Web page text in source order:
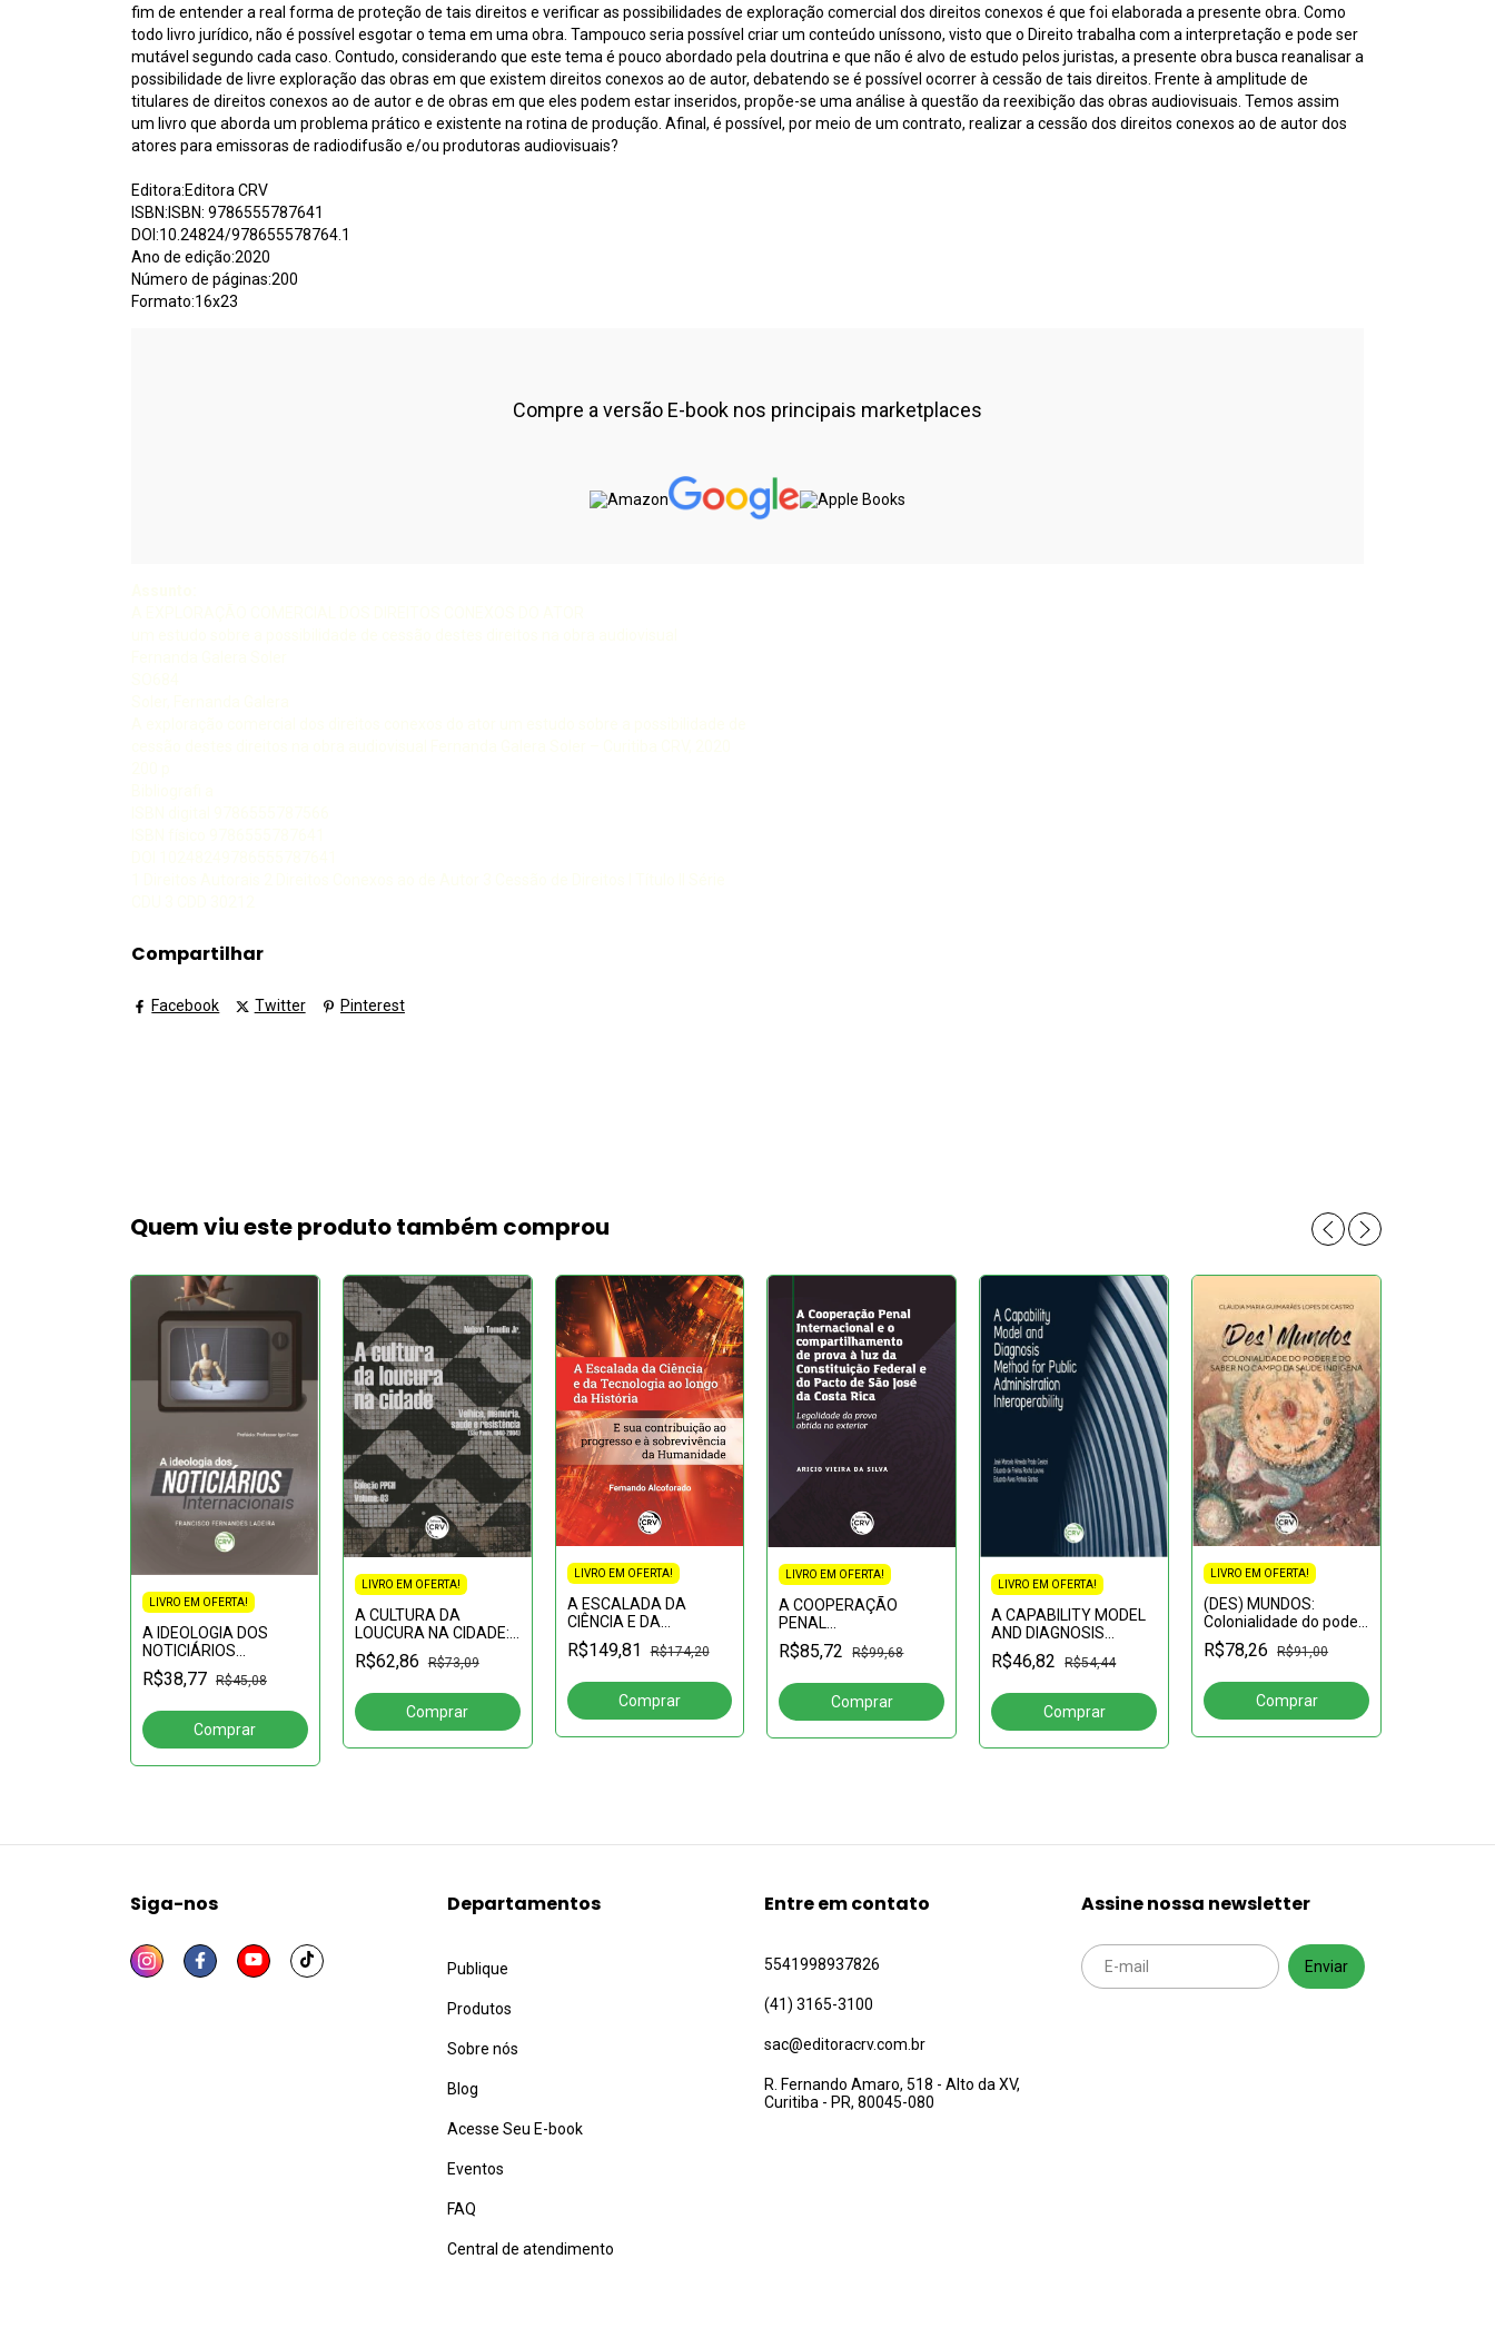
fim de entender a real forma de proteção de tais direitos e verificar as possibilidades de exploração comercial dos direitos conexos é que foi elaborada a presente obra. Como
todo livro jurídico, não é possível esgotar o tema em uma obra. Tampouco seria possível criar um conteúdo uníssono, visto que o Direito trabalha com a interpretação e pode ser
mutável segundo cada caso. Contudo, considerando que este tema é pouco abordado pela doutrina e que não é alvo de estudo pelos juristas, a presente obra busca reanalisar a
possibilidade de livre exploração das obras em que existem direitos conexos ao de autor, debatendo se é possível ocorrer à cessão de tais direitos. Frente à amplitude de
titulares de direitos conexos ao de autor e de obras em que eles podem estar inseridos, propõe-se uma análise à questão da reexibição das obras audiovisuais. Temos assim
um livro que aborda um problema prático e existente na rotina de produção. Afinal, é possível, por meio de um contrato, realizar a cessão dos direitos conexos ao de autor dos
atores para emissoras de radiodifusão e/ou produtoras audiovisuais?
Editora:Editora CRV
ISBN:ISBN: 9786555787641
DOI:10.24824/978655578764.1
Ano de edição:2020
Número de páginas:200
Formato:16x23
Compre a versão E-book nos principais marketplaces
Compartilhar
Facebook Twitter Pinterest
Quem viu este produto também comprou
LIVRO EM OFERTA!
A IDEOLOGIA DOS
NOTICIÁRIOS
INTERNACIONAIS
R$38,77 R$45,08
LIVRO EM OFERTA!
A CULTURA DA
LOUCURA NA CIDADE:
velhice, memória,
saúde e resistência
2004).Coleção PPGH –
Volume 03
R$62,86 R$73,09
LIVRO EM OFERTA!
A ESCALADA DA
CIÊNCIA E DA
TECNOLOGIA AO
LONGO DA HISTÓRIA E
AO PROGRESSO E À
SOBREVIVÊNCIA DA
R$149,81 R$174,20
LIVRO EM OFERTA!
A COOPERAÇÃO
PENAL
INTERNACIONAL E O
COMPARTILHAMENTO
CONSTITUIÇÃO
FEDERAL E DO PACTO
R$85,72 R$99,68
LIVRO EM OFERTA!
A CAPABILITY MODEL
AND DIAGNOSIS
METHOD FOR PUBLIC
ADMINISTRATION
R$46,82 R$54,44
LIVRO EM OFERTA!
(DES) MUNDOS:
Colonialidade do poder
e do saber no campo
da saúde indígena
R$78,26 R$91,00
Siga-nos Departamentos
Publique
Produtos
Sobre nós
Blog
Acesse Seu E-book
Eventos
FAQ
Central de atendimento
Entre em contato
5541998937826
(41) 3165-3100
sac@editoracrv.com.br
R. Fernando Amaro, 518 - Alto da XV,
Curitiba - PR, 80045-080
Assine nossa newsletter